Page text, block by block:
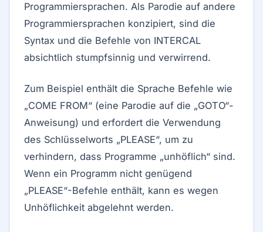
Programmiersprachen. Als Parodie auf andere
Programmiersprachen konzipiert, sind die
Syntax und die Befehle von INTERCAL
absichtlich stumpfsinnig und verwirrend.
Zum Beispiel enthält die Sprache Befehle wie
„COME FROM“ (eine Parodie auf die „GOTO“-
Anweisung) und erfordert die Verwendung
des Schlüsselworts „PLEASE“, um zu
verhindern, dass Programme „unhöflich“ sind.
Wenn ein Programm nicht genügend
„PLEASE“-Befehle enthält, kann es wegen
Unhöflichkeit abgelehnt werden.